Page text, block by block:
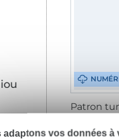
adaptons vos données à